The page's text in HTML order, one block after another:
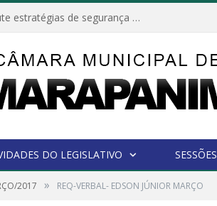
Câmara Municipal de Marapanim discute estratégias de segurança com autoridades e poder executivo
DO LEGISLATIVO SESSÕES
2017 » REQ-VERBAL- EDSON JÚNIOR MARÇO